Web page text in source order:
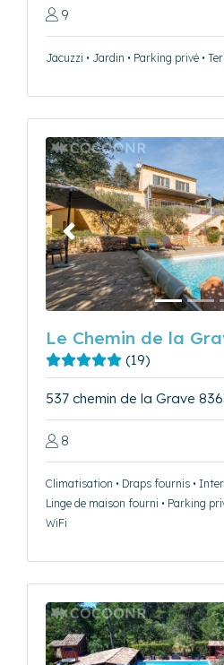
9
Jacuzzi • Jardin • Parking privé •
Précédent
Le Chemin de la
(19)
537 chemin de la Grave
8
Climatisation • Draps fournis •
Linge de maison fourni • Parking
WiFi